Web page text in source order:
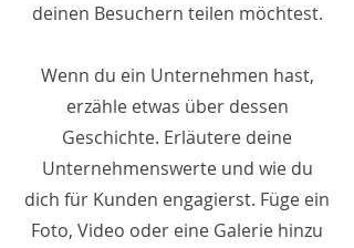
deinen Besuchern teilen möchtest.
Wenn du ein Unternehmen hast,
erzähle etwas über dessen
Geschichte. Erläutere deine
Unternehmenswerte und wie du
dich für Kunden engagierst. Füge ein
Foto, Video oder eine Galerie hinzu